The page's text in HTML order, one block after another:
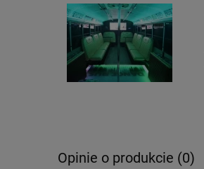
Opinie o produkcie (0)